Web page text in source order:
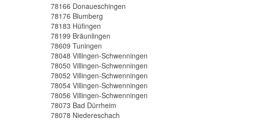
78166 Donaueschingen
78176 Blumberg
78183 Hüfingen
78199 Bräunlingen
78609 Tuningen
78048 Villingen-Schwenningen
78050 Villingen-Schwenningen
78052 Villingen-Schwenningen
78054 Villingen-Schwenningen
78056 Villingen-Schwenningen
78073 Bad Dürrheim
78078 Niedereschach